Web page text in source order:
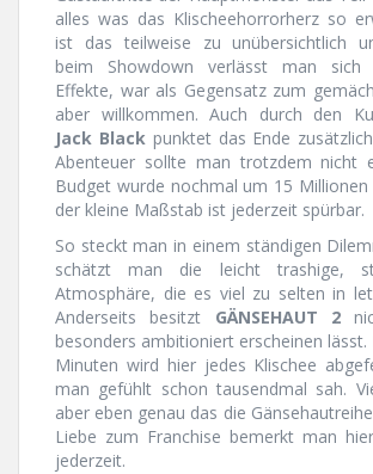
alles was das Klischeehorrorherz so
ist das teilweise zu unübersichtlich
beim Showdown verlässt man
Effekte, war als Gegensatz zum
aber willkommen. Auch durch den
Jack Blackpunktet das Ende
Abenteuer sollte man trotzdem nicht
Budget wurde nochmal um 15
der kleine Maßstab ist jederzeit spürbar.
So steckt man in einem ständigen
schätzt man die leicht trashige,
Atmosphäre, die es viel zu selten in
Anderseits besitzt GÄNSEHAUT 2
besonders ambitioniert erscheinen lässt.
Minuten wird hier jedes Klischee
man gefühlt schon tausendmal sah.
aber eben genau das die
Liebe zum Franchise bemerkt man
jederzeit.